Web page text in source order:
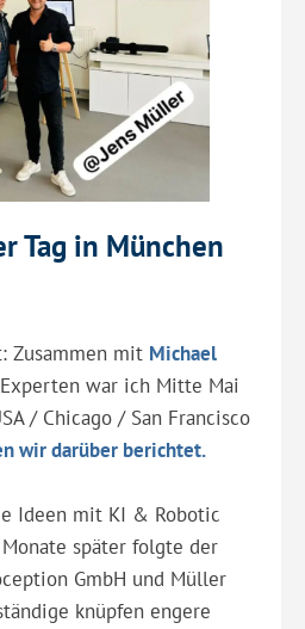
Tag in München
Zusammen mit Michael
war ich Mitte Mai
/ Chicago / San Francisco
wir darüber berichtet.
Ideen mit KI & Robotic
später folgte der
GmbH und Müller
knüpfen engere